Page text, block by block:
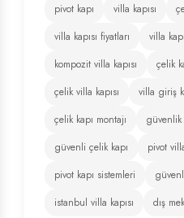
pivot kapı villa kapısı
villa kapısı fiyatları
villa
kompozit villa kapısı
çelik
çelik villa kapısı
villa giriş
çelik kapı montajı
güvenlik
güvenli çelik kapı
pivot
pivot kapı sistemleri
istanbul villa kapısı
dış